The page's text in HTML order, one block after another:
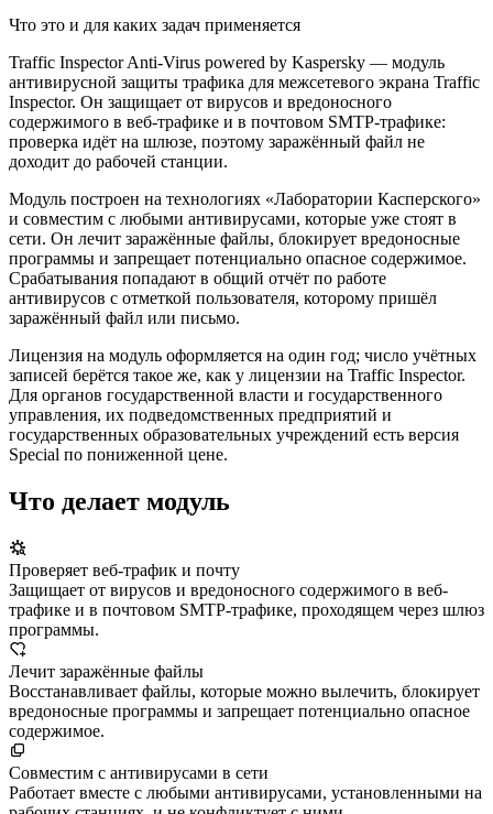
Что это и для каких задач применяется
Traffic Inspector Anti-Virus powered by Kaspersky — модуль
антивирусной защиты трафика для межсетевого экрана Traffic
Inspector. Он защищает от вирусов и вредоносного
содержимого в веб-трафике и в почтовом SMTP-трафике:
проверка идёт на шлюзе, поэтому заражённый файл не
доходит до рабочей станции.
Модуль построен на технологиях «Лаборатории Касперского»
и совместим с любыми антивирусами, которые уже стоят в
сети. Он лечит заражённые файлы, блокирует вредоносные
программы и запрещает потенциально опасное содержимое.
Срабатывания попадают в общий отчёт по работе
антивирусов с отметкой пользователя, которому пришёл
заражённый файл или письмо.
Лицензия на модуль оформляется на один год; число учётных
записей берётся такое же, как у лицензии на Traffic Inspector.
Для органов государственной власти и государственного
управления, их подведомственных предприятий и
государственных образовательных учреждений есть версия
Special по пониженной цене.
Что делает модуль
Проверяет веб-трафик и почту
Защищает от вирусов и вредоносного содержимого в веб-
трафике и в почтовом SMTP-трафике, проходящем через шлюз
программы.
Лечит заражённые файлы
Восстанавливает файлы, которые можно вылечить, блокирует
вредоносные программы и запрещает потенциально опасное
содержимое.
Совместим с антивирусами в сети
Работает вместе с любыми антивирусами, установленными на